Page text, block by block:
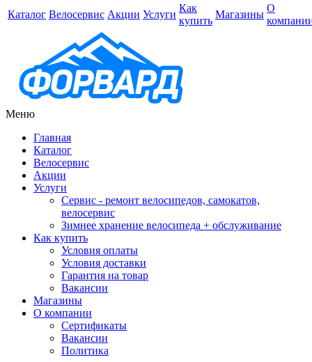
Каталог Велосервис Акции Услуги
Как
купить
Магазины
О
Меню
Главная
Каталог
Велосервис
Акции
Услуги
Сервис - ремонт велосипедов, самокатов,
велосервис
Зимнее хранение велосипеда + обслуживание
Как купить
Условия оплаты
Условия доставки
Гарантия на товар
Вакансии
Магазины
О компании
Сертификаты
Вакансии
Политика